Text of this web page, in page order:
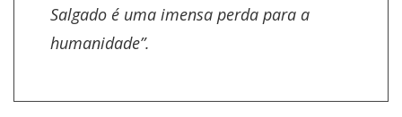
Salgado é uma imensa perda para a
humanidade”.